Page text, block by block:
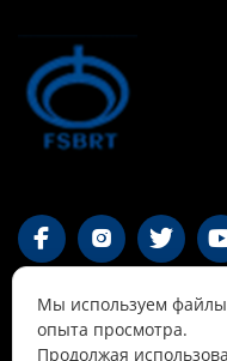
  
Контакты
Мы используем
опыта просмотра.
Продолжая